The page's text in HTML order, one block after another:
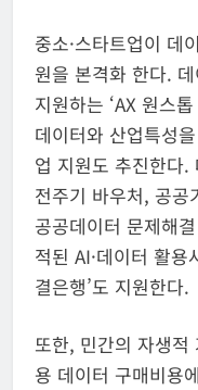
중소·스타트업이 데
원을 본격화 한다.
지원하는 ‘AX 원스
데이터와 산업특성
업 지원도 추진한다.
전주기 바우처, 공공
공공데이터 문제해
적된 AI·데이터 활용
결은행’도 지원한다.
또한, 민간의 자생적
용 데이터 구매비용